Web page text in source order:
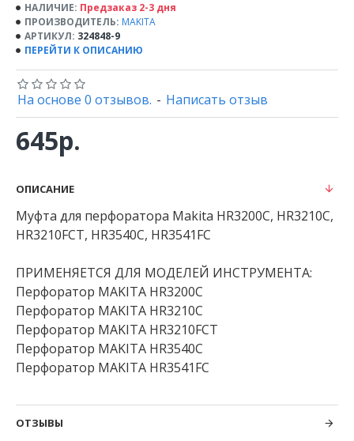
НАЛИЧИЕ: Предзаказ 2-3 дня
ПРОИЗВОДИТЕЛЬ: MAKITA
АРТИКУЛ: 324848-9
ПЕРЕЙТИ К ОПИСАНИЮ
На основе 0 отзывов. - Написать отзыв
645р.
ОПИСАНИЕ
Муфта для перфоратора Makita HR3200C, HR3210C,
HR3210FCT, HR3540C, HR3541FC
ПРИМЕНЯЕТСЯ ДЛЯ МОДЕЛЕЙ ИНСТРУМЕНТА:
Перфоратор MAKITA HR3200C
Перфоратор MAKITA HR3210C
Перфоратор MAKITA HR3210FCT
Перфоратор MAKITA HR3540C
Перфоратор MAKITA HR3541FC
ОТЗЫВЫ